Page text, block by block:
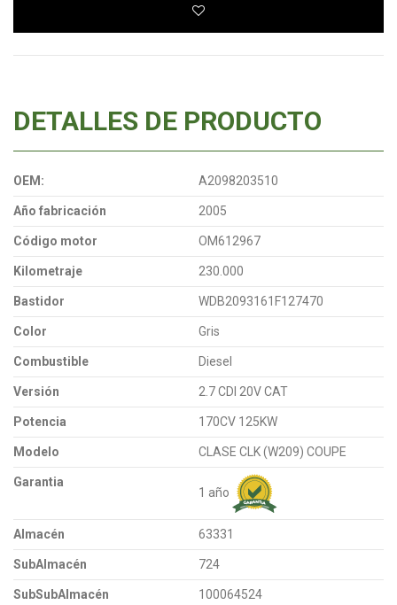
DETALLES DE PRODUCTO
OEM: A2098203510
Año fabricación 2005
Código motor OM612967
Kilometraje 230.000
Bastidor WDB2093161F127470
Color Gris
Combustible Diesel
Versión 2.7 CDI 20V CAT
Potencia 170CV 125KW
Modelo CLASE CLK (W209) COUPE
Garantia
1 año
Almacén 63331
SubAlmacén 724
SubSubAlmacén 100064524